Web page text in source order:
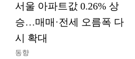
서울 아파트값 0.26% 상
승…매매·전세 오름폭 다
시 확대
동향